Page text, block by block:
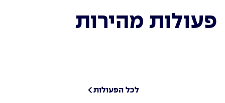
פעולות מהירות
לכל הפעולות